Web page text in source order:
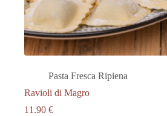
Pasta Fresca Ripiena
Ravioli di Magro
11.90 €